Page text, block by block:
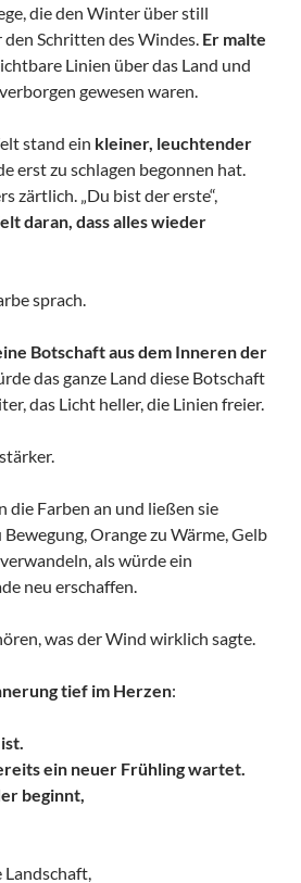
die den Winter über still
Schritten des Windes. Er malte
Linien über das Land und
gewesen waren.
stand ein kleiner, leuchtender
erst zu schlagen begonnen hat.
zärtlich. „Du bist der erste“,
daran, dass alles wieder
sprach.
Botschaft aus dem Inneren der
das ganze Land diese Botschaft
das Licht heller, die Linien freier.
die Farben an und ließen sie
Orange zu Wärme, Gelb
als würde ein
neu erschaffen.
was der Wind wirklich sagte.
tief im Herzen:
ein neuer Frühling wartet.
beginnt,
Landschaft,